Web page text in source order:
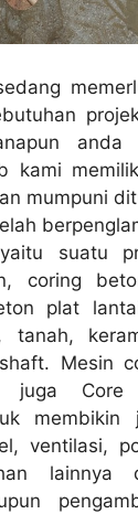
anda
kami
mumpuni
suatu
coring
plat
tanah,
Mesin
juga Core
membikin
ventilasi,
lainnya